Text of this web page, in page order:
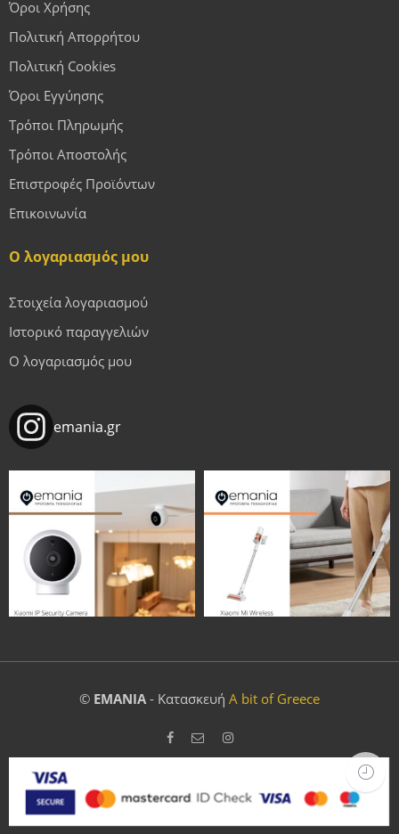
Όροι Χρήσης
Πολιτική Απορρήτου
Πολιτική Cookies
Όροι Εγγύησης
Τρόποι Πληρωμής
Τρόποι Αποστολής
Επιστροφές Προϊόντων
Επικοινωνία
Ο λογαριασμός μου
Στοιχεία λογαριασμού
Ιστορικό παραγγελιών
Ο λογαριασμός μου
emania.gr
© EMANIA- Κατασκευή A bit of Greece